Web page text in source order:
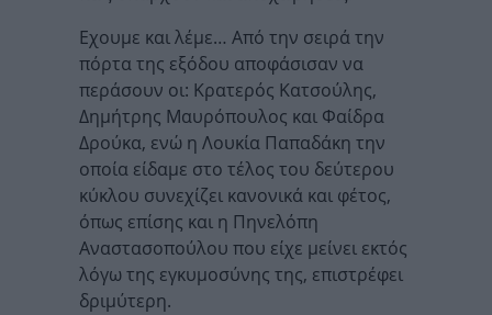
Εχουμε και λέμε… Από την σειρά την
πόρτα της εξόδου αποφάσισαν να
περάσουν οι: Κρατερός Κατσούλης,
Δημήτρης Μαυρόπουλος και Φαίδρα
Δρούκα, ενώ η Λουκία Παπαδάκη την
οποία είδαμε στο τέλος του δεύτερου
κύκλου συνεχίζει κανονικά και φέτος,
όπως επίσης και η Πηνελόπη
Αναστασοπούλου που είχε μείνει εκτός
λόγω της εγκυμοσύνης της, επιστρέφει
δριμύτερη.